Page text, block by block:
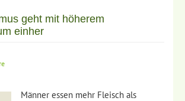
geht mit höherem
einher
Männer essen mehr Fleisch als